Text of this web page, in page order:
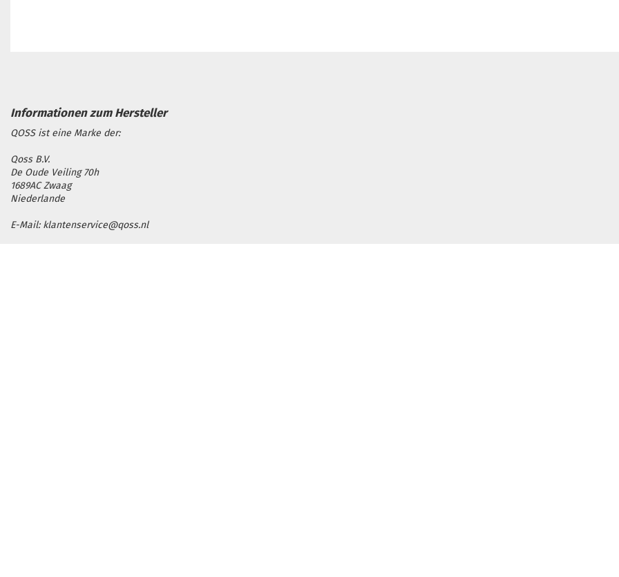
QOSS ist eine Marke der:
Qoss B.V.
De Oude Veiling 70h
1689AC Zwaag
Niederlande
E-Mail: klantenservice@qoss.nl